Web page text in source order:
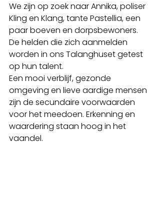
We zijn op zoek naar Annika, poliser
Kling en Klang, tante Pastellia, een
paar boeven en dorpsbewoners.
De helden die zich aanmelden
worden in ons Talanghuset getest
op hun talent.
Een mooi verblijf, gezonde
omgeving en lieve aardige mensen
zijn de secundaire voorwaarden
voor het meedoen. Erkenning en
waardering staan hoog in het
vaandel.